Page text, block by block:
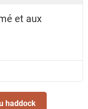
et aux
haddock